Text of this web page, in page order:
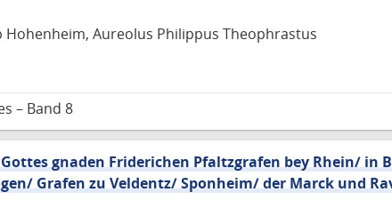
Hohenheim, Aureolus Philippus Theophrastus
– Band 8
gnaden Friderichen Pfaltzgrafen bey Rhein/ in
Grafen zu Veldentz/ Sponheim/ der Marck und